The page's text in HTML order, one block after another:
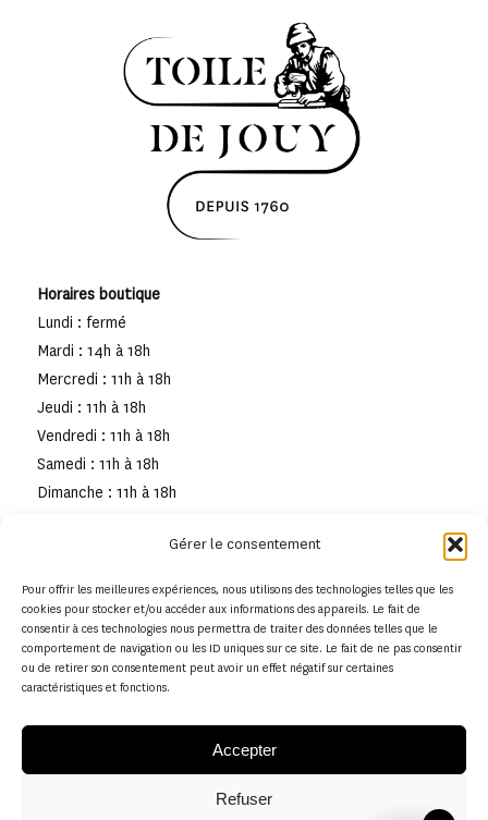
Gérer le consentement
Pour offrir les meilleures expériences, nous utilisons des technologies telles que les
cookies pour stocker et/ou accéder aux informations des appareils. Le fait de
consentir à ces technologies nous permettra de traiter des données telles que le
comportement de navigation ou les ID uniques sur ce site. Le fait de ne pas consentir
ou de retirer son consentement peut avoir un effet négatif sur certaines
caractéristiques et fonctions.
Accepter
Refuser
Horaires boutique
Lundi : fermé
Mardi : 14h à 18h
Mercredi : 11h à 18h
Jeudi : 11h à 18h
Vendredi : 11h à 18h
Samedi : 11h à 18h
Dimanche : 11h à 18h